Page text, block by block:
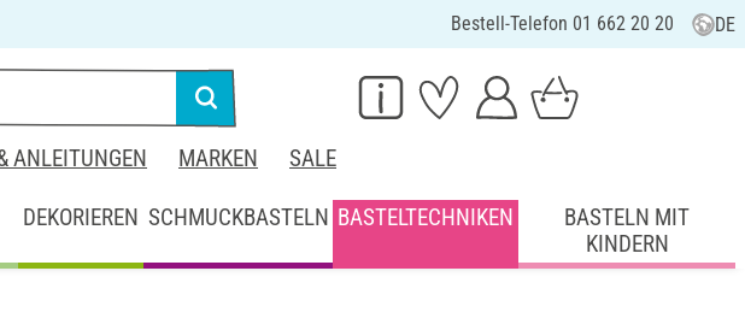
Bestell-Telefon 01 662 20 20 DE
ANLEITUNGEN MARKEN SALE
DEKORIEREN SCHMUCKBASTELN BASTELTECHNIKEN
BASTELN MIT
KINDERN